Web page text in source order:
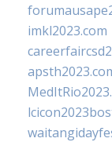
imkl2023.com